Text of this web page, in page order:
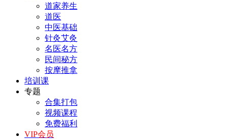
道家养生
道医
中医基础
针灸艾灸
名医名方
民间秘方
按摩推拿
培训课
专题
合集打包
视频课程
免费福利
VIP会员